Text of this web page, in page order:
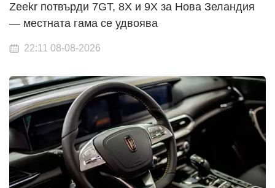
Zeekr потвърди 7GT, 8X и 9X за Нова Зеландия
— местната гама се удвоява
22:11 08-08-2026